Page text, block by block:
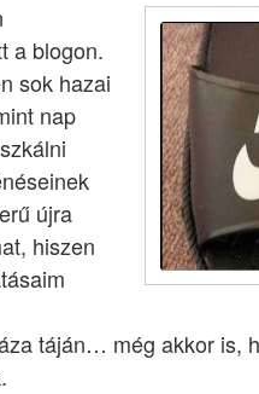
a blogon.
sok hazai
nap
újra
hiszen
táján… még akkor is,